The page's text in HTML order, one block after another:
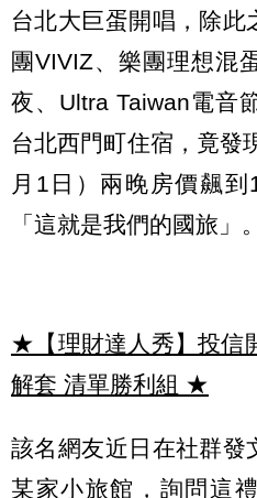
台北大巨蛋開唱，除此
團VIVIZ、樂團理想混
夜、Ultra Taiwan電音
台北西門町住宿，竟發
月1日）兩晚房價飆
「這就是我們的國旅」。
★【理財達人秀】投信
解套 清單勝利組 ★
該名網友近日在社群發
某家小旅館，詢問這